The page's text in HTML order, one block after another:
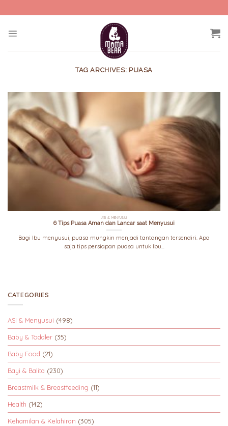
to
TAG ARCHIVES: PUASA
ASI & MENYUSUI
6 Tips Puasa Aman dan Lancar saat Menyusui
Bagi Ibu menyusui, puasa mungkin menjadi tantangan tersendiri. Apa
saja tips persiapan puasa untuk Ibu...
CATEGORIES
ASI & Menyusui (498)
Baby & Toddler (35)
Baby Food (21)
Bayi & Balita (230)
Breastmilk & Breastfeeding (11)
Health (142)
Kehamilan & Kelahiran (305)